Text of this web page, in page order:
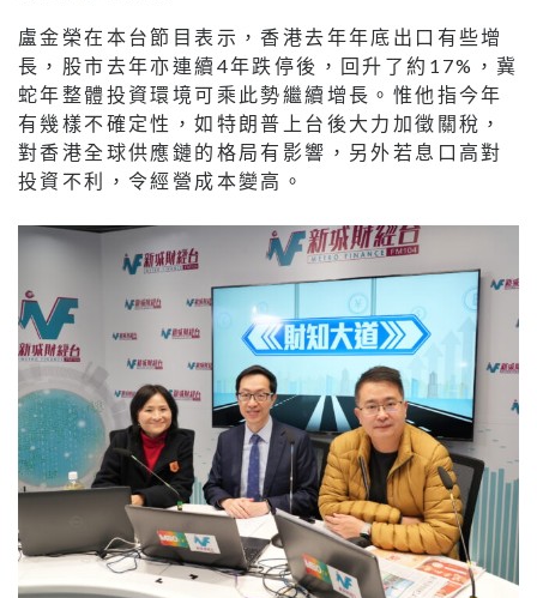
盧金榮在本台節目表示，香港去年年底出口有些增
長，股市去年亦連續4年跌停後，回升了約17%，冀
蛇年整體投資環境可乘此勢繼續增長。惟他指今年
有幾樣不確定性，如特朗普上台後大力加徵關稅，
對香港全球供應鏈的格局有影響，另外若息口高對
投資不利，令經營成本變高。